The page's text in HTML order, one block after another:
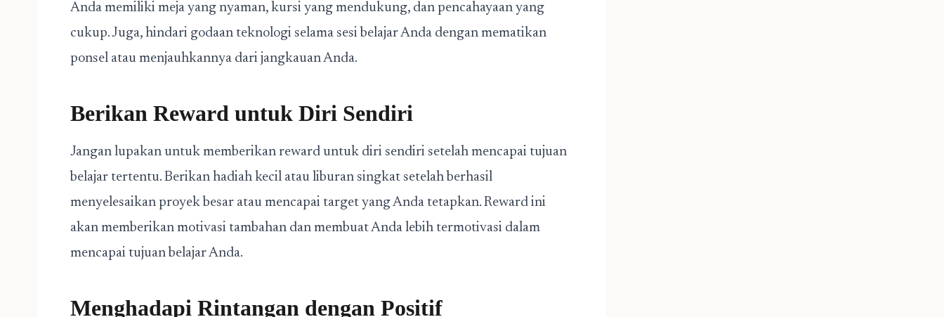
Anda memiliki meja yang nyaman, kursi yang mendukung, dan pencahayaan yang
cukup. Juga, hindari godaan teknologi selama sesi belajar Anda dengan mematikan
ponsel atau menjauhkannya dari jangkauan Anda.
Berikan Reward untuk Diri Sendiri
Jangan lupakan untuk memberikan reward untuk diri sendiri setelah mencapai tujuan
belajar tertentu. Berikan hadiah kecil atau liburan singkat setelah berhasil
menyelesaikan proyek besar atau mencapai target yang Anda tetapkan. Reward ini
akan memberikan motivasi tambahan dan membuat Anda lebih termotivasi dalam
mencapai tujuan belajar Anda.
Menghadapi Rintangan dengan Positif